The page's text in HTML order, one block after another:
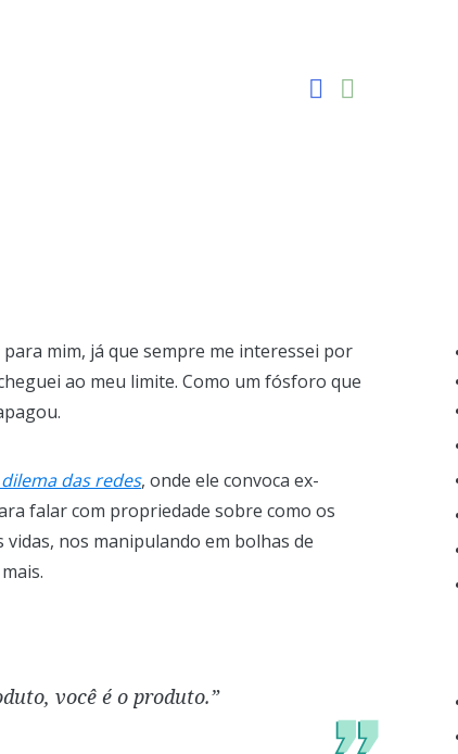
mim, já que sempre me interessei por
ao meu limite. Como um fósforo que
dilema das redes, onde ele convoca ex-
falar com propriedade sobre como os
nos manipulando em bolhas de
você é o produto.”